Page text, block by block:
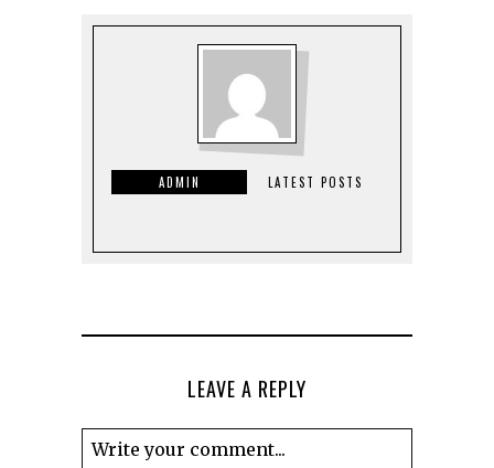
ADMIN LATEST POSTS
LEAVE A REPLY